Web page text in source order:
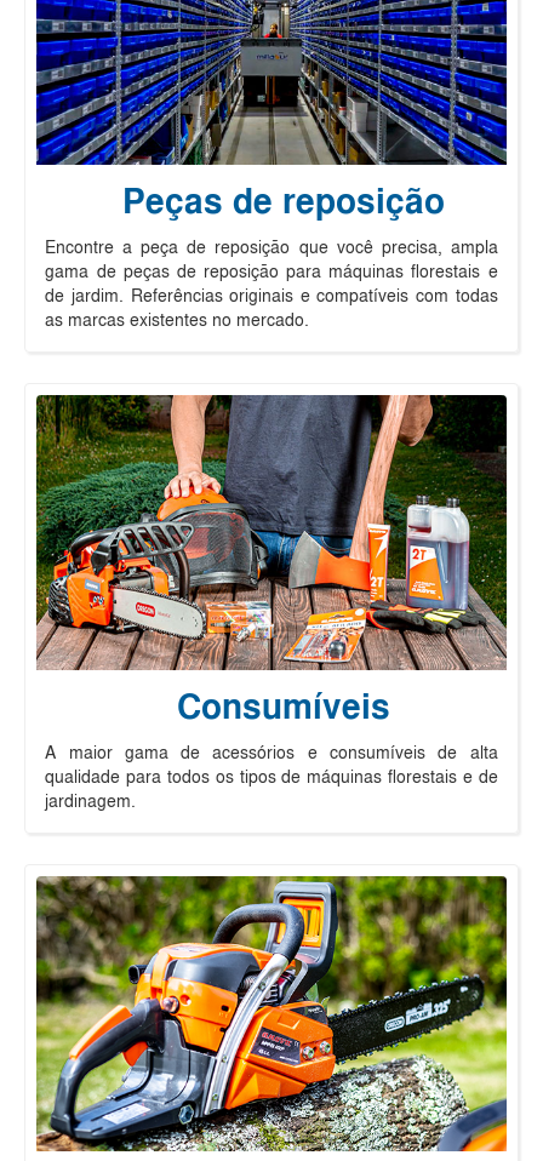
Peças de reposição
Encontre a peça de reposição que você precisa, ampla
gama de peças de reposição para máquinas florestais e
de jardim. Referências originais e compatíveis com todas
as marcas existentes no mercado.
Consumíveis
A maior gama de acessórios e consumíveis de alta
qualidade para todos os tipos de máquinas florestais e de
jardinagem.